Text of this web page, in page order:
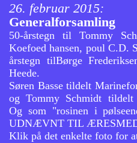
26. februar 2015:
Generalforsamling
50-årstegn til Tommy
Koefoed hansen, poul C.D.
årstegn tilBørge
Heede.
Søren Basse tildelt
og Tommy Schmidt tildelt
Og som "rosinen i
UDNÆVNT TIL
Klik på det enkelte foto for